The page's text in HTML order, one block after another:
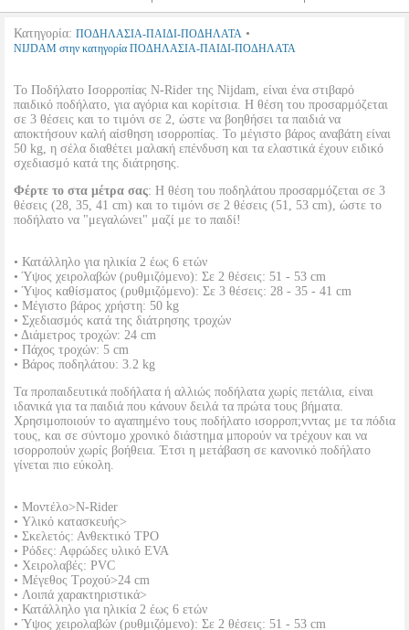
Κατηγορία: ΠΟΔΗΛΑΣΙΑ-ΠΑΙΔΙ-ΠΟΔΗΛΑΤΑ •
NIJDAM στην κατηγορία ΠΟΔΗΛΑΣΙΑ-ΠΑΙΔΙ-ΠΟΔΗΛΑΤΑ
To Ποδήλατο Ισορροπίας N-Rider της Nijdam, είναι ένα στιβαρό
παιδικό ποδήλατο, για αγόρια και κορίτσια. Η θέση του προσαρμόζεται
σε 3 θέσεις και το τιμόνι σε 2, ώστε να βοηθήσει τα παιδιά να
αποκτήσουν καλή αίσθηση ισορροπίας. Το μέγιστο βάρος αναβάτη είναι
50 kg, η σέλα διαθέτει μαλακή επένδυση και τα ελαστικά έχουν ειδικό
σχεδιασμό κατά της διάτρησης.
Φέρτε το στα μέτρα σας: Η θέση του ποδηλάτου προσαρμόζεται σε 3
θέσεις (28, 35, 41 cm) και το τιμόνι σε 2 θέσεις (51, 53 cm), ώστε το
ποδήλατο να "μεγαλώνει" μαζί με το παιδί!
• Κατάλληλο για ηλικία 2 έως 6 ετών
• Ύψος χειρολαβών (ρυθμιζόμενο): Σε 2 θέσεις: 51 - 53 cm
• Ύψος καθίσματος (ρυθμιζόμενο): Σε 3 θέσεις: 28 - 35 - 41 cm
• Μέγιστο βάρος χρήστη: 50 kg
• Σχεδιασμός κατά της διάτρησης τροχών
• Διάμετρος τροχών: 24 cm
• Πάχος τροχών: 5 cm
• Βάρος ποδηλάτου: 3.2 kg
Τα προπαιδευτικά ποδήλατα ή αλλιώς ποδήλατα χωρίς πετάλια, είναι
ιδανικά για τα παιδιά που κάνουν δειλά τα πρώτα τους βήματα.
Χρησιμοποιούν το αγαπημένο τους ποδήλατο ισορροπ;vντας με τα πόδια
τους, και σε σύντομο χρονικό διάστημα μπορούν να τρέχουν και να
ισορροπούν χωρίς βοήθεια. Έτσι η μετάβαση σε κανονικό ποδήλατο
γίνεται πιο εύκολη.
• Μοντέλο>N-Rider
• Υλικό κατασκευής>
• Σκελετός: Ανθεκτικό TPO
• Ρόδες: Αφρώδες υλικό EVA
• Χειρολαβές: PVC
• Μέγεθος Τροχού>24 cm
• Λοιπά χαρακτηριστικά>
• Κατάλληλο για ηλικία 2 έως 6 ετών
• Ύψος χειρολαβών (ρυθμιζόμενο): Σε 2 θέσεις: 51 - 53 cm